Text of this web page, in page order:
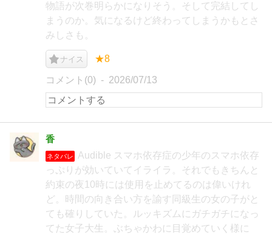
物語が次巻明らかになりそう。そして完結してし
まうのか。気になるけど終わってしまうかもとさ
みしさも。
ナイス ★8
コメント(0) 2026/07/13
香
ネタバレ
Audible スマホ依存症の少年のスマホ依存
っぷりが効いていてイライラ。それでもきちんと
約束の夜10時には使用を止めてるのは偉いけれ
ど。時間の向き合い方を諭す同級生の女の子がと
ても確りしていた。ルッキズムにガチガチになっ
てた女子大生。ぶちゃかわに目覚めていく様に